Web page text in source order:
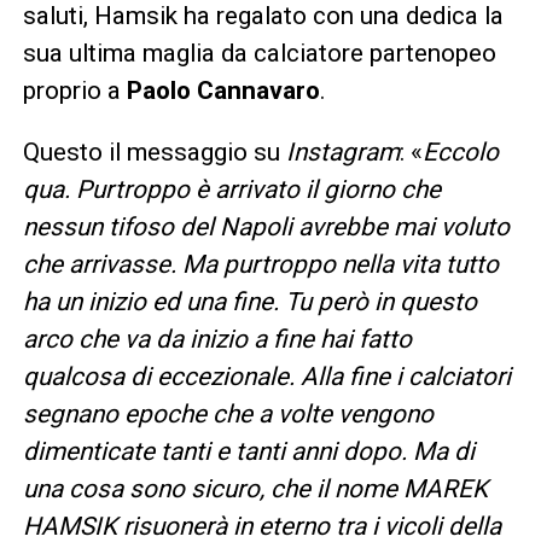
saluti, Hamsik ha regalato con una dedica la
sua ultima maglia da calciatore partenopeo
proprio a Paolo Cannavaro.
Questo il messaggio su Instagram: «Eccolo
qua. Purtroppo è arrivato il giorno che
nessun tifoso del Napoli avrebbe mai voluto
che arrivasse. Ma purtroppo nella vita tutto
ha un inizio ed una fine. Tu però in questo
arco che va da inizio a fine hai fatto
qualcosa di eccezionale. Alla fine i calciatori
segnano epoche che a volte vengono
dimenticate tanti e tanti anni dopo. Ma di
una cosa sono sicuro, che il nome MAREK
HAMSIK risuonerà in eterno tra i vicoli della